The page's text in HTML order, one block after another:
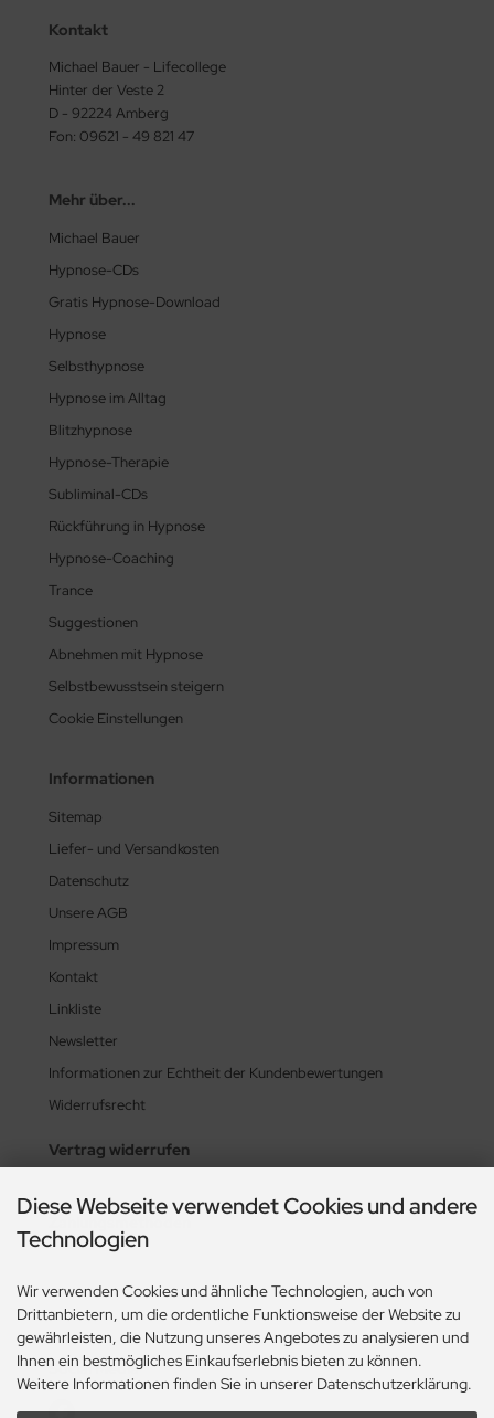
Kontakt
Michael Bauer - Lifecollege
Hinter der Veste 2
D - 92224 Amberg
Fon: 09621 - 49 821 47
Mehr über...
Michael Bauer
Hypnose-CDs
Gratis Hypnose-Download
Hypnose
Selbsthypnose
Hypnose im Alltag
Blitzhypnose
Hypnose-Therapie
Subliminal-CDs
Rückführung in Hypnose
Hypnose-Coaching
Trance
Suggestionen
Abnehmen mit Hypnose
Selbstbewusstsein steigern
Cookie Einstellungen
Informationen
Sitemap
Liefer- und Versandkosten
Datenschutz
Unsere AGB
Impressum
Kontakt
Linkliste
Newsletter
Informationen zur Echtheit der Kundenbewertungen
Widerrufsrecht
Vertrag widerrufen
Social Media
Diese Webseite verwendet Cookies und andere
Technologien
Wir verwenden Cookies und ähnliche Technologien, auch von
Drittanbietern, um die ordentliche Funktionsweise der Website zu
gewährleisten, die Nutzung unseres Angebotes zu analysieren und
Ihnen ein bestmögliches Einkaufserlebnis bieten zu können.
Weitere Informationen finden Sie in unserer Datenschutzerklärung.